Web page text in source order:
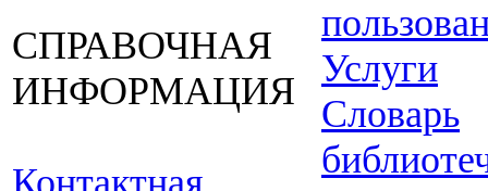
СПРАВОЧНАЯ
ИНФОРМАЦИЯ
Контактная
Услуги
Словарь